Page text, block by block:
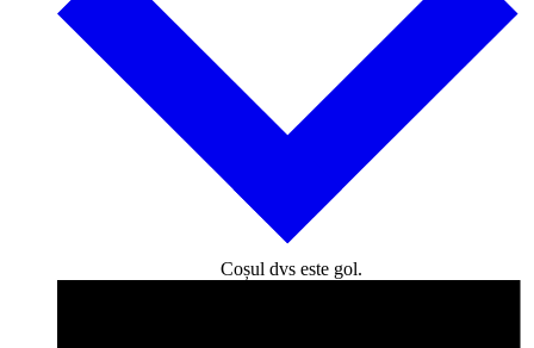
Coșul dvs este gol.